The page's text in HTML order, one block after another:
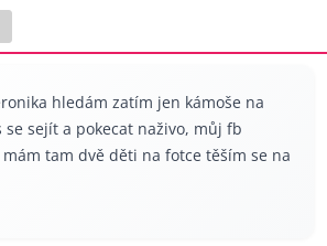
hledám zatím jen kámoše na
se sejít a pokecat naživo, můj fb
mám tam dvě děti na fotce těším se na